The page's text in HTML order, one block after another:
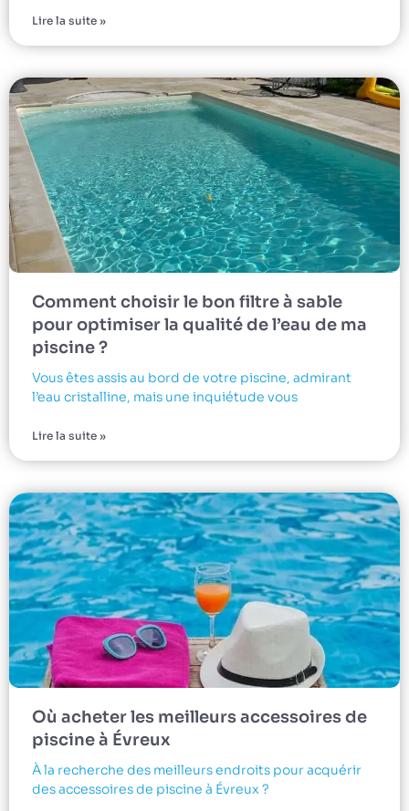
Lire la suite »
Comment choisir le bon filtre à sable
pour optimiser la qualité de l’eau de ma
piscine ?
Vous êtes assis au bord de votre piscine, admirant
l’eau cristalline, mais une inquiétude vous
Lire la suite »
Où acheter les meilleurs accessoires de
piscine à Évreux
À la recherche des meilleurs endroits pour acquérir
des accessoires de piscine à Évreux ?